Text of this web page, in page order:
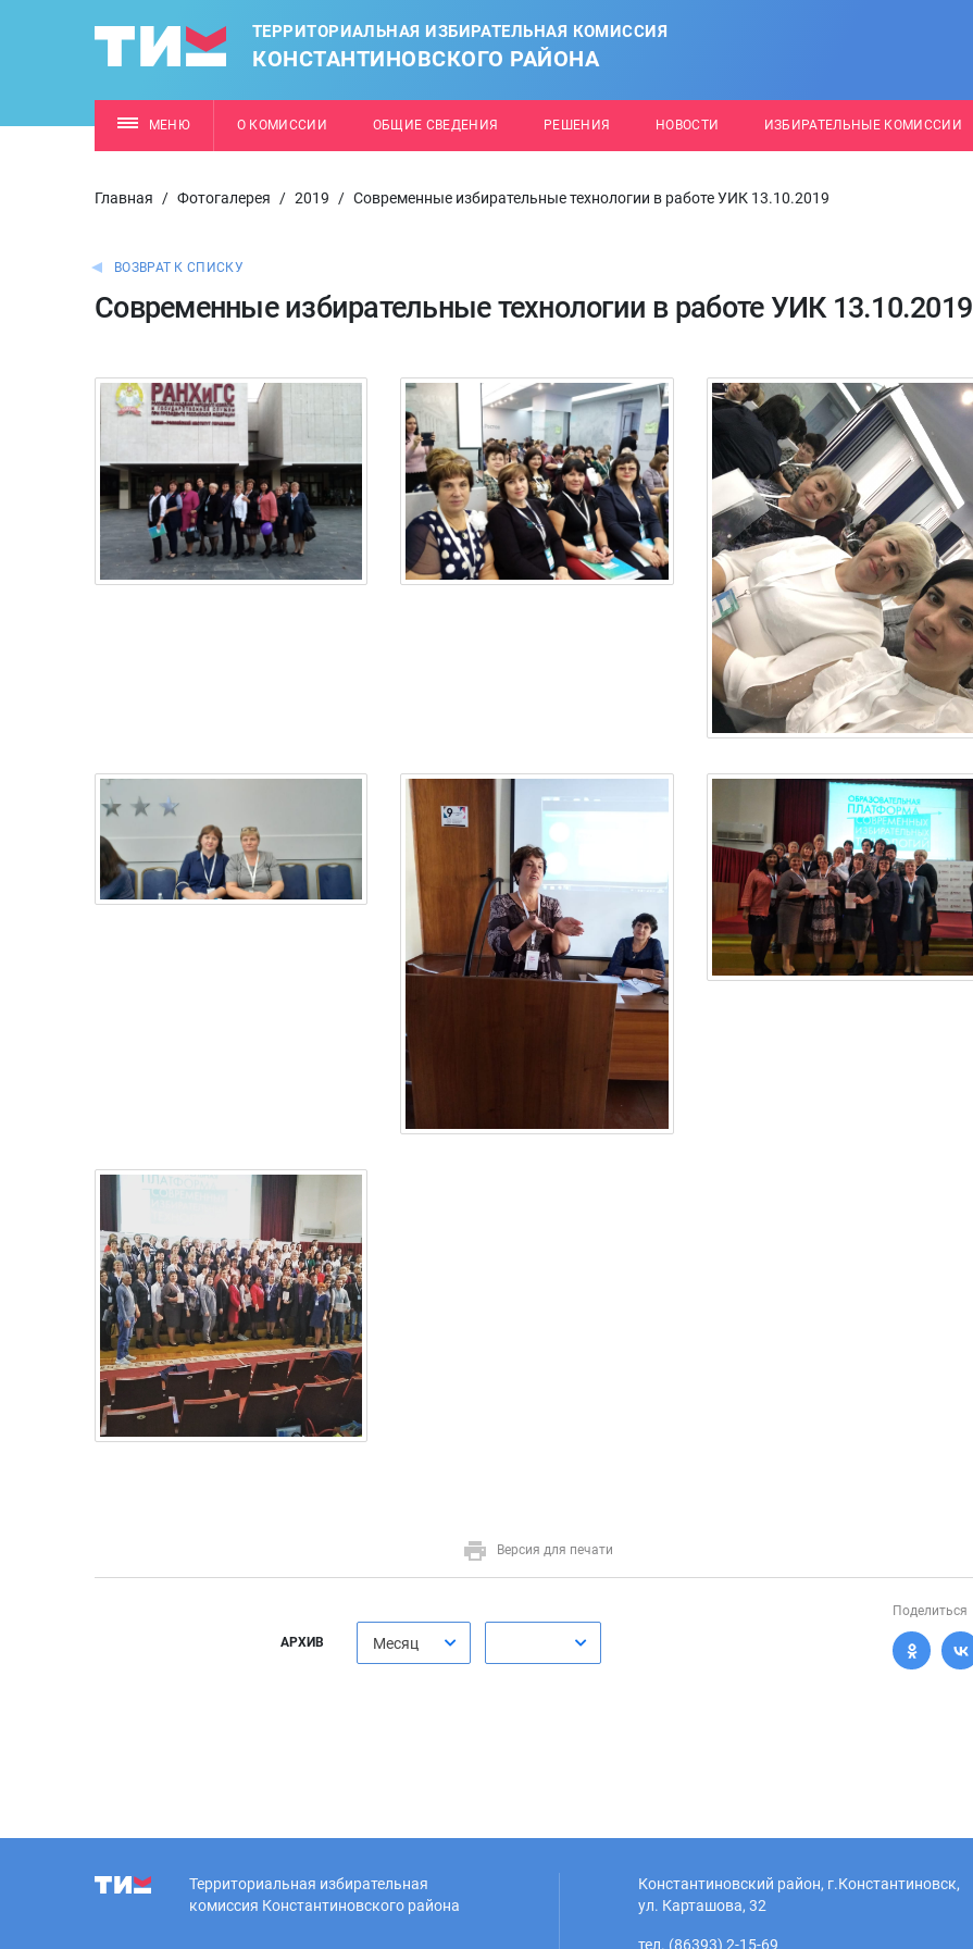
ТЕРРИТОРИАЛЬНАЯ ИЗБИРАТЕЛЬНАЯ КОМИССИЯ
КОНСТАНТИНОВСКОГО РАЙОНА
МЕНЮ О КОМИССИИ ОБЩИЕ СВЕДЕНИЯ РЕШЕНИЯ НОВОСТИ ИЗБИРАТЕЛЬНЫЕ КОМИССИИ
Главная / Фотогалерея / 2019 / Современные избирательные технологии в работе УИК 13.10.2019
ВОЗВРАТ К СПИСКУ
Современные избирательные технологии в работе УИК 13.10.2019
Версия для печати
АРХИВ Месяц
Поделиться
Территориальная избирательная
комиссия Константиновского района
Константиновский район, г.Константиновск,
ул. Карташова, 32
тел. (86393) 2-15-69